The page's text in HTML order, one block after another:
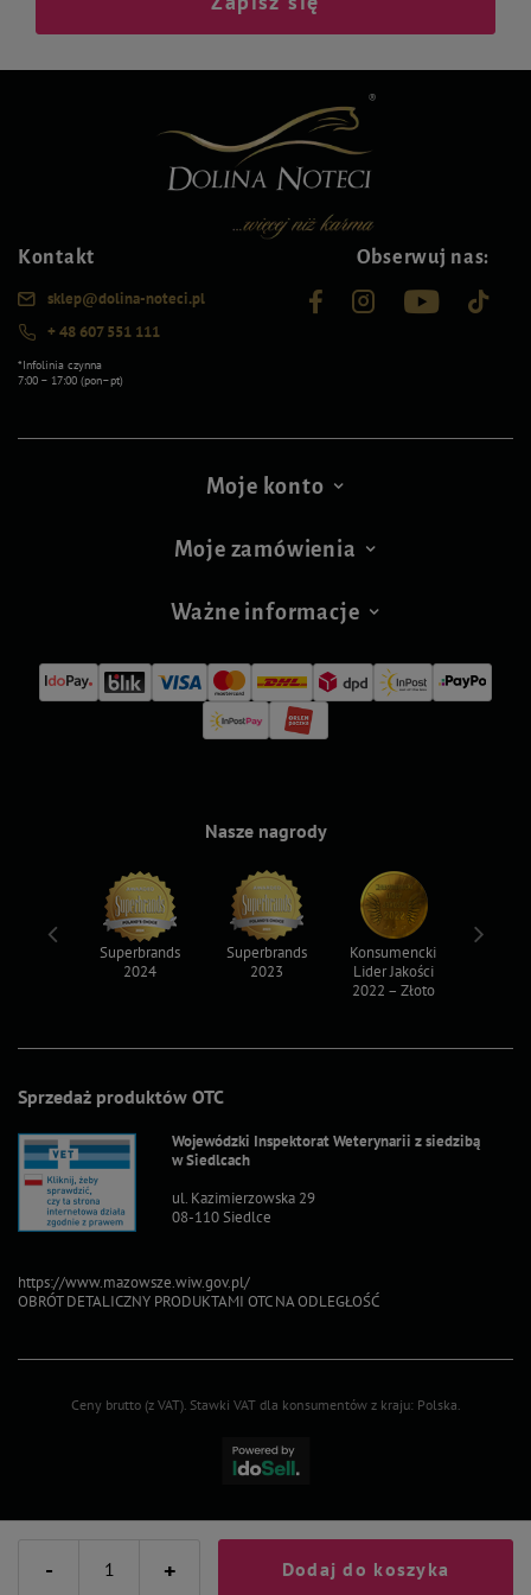
- + Dodaj do koszyka
Kontakt
sklep@dolina-noteci.pl
+ 48 607 551 111
*Infolinia czynna
7:00 – 17:00 (pon–pt)
Obserwuj nas:
Moje konto
Moje zamówienia
Ważne informacje
Sprzedaż produktów OTC
Wojewódzki Inspektorat Weterynarii z siedzibą
w Siedlcach
ul. Kazimierzowska 29
08-110 Siedlce
https://www.mazowsze.wiw.gov.pl/
OBRÓT DETALICZNY PRODUKTAMI OTC NA ODLEGŁOŚĆ
Nasze nagrody
Superbrands
2024
Superbrands
2023
Konsumencki
Lider Jakości
2022 – Złoto
Ceny brutto (z VAT). Stawki VAT dla konsumentów z kraju: Polska.